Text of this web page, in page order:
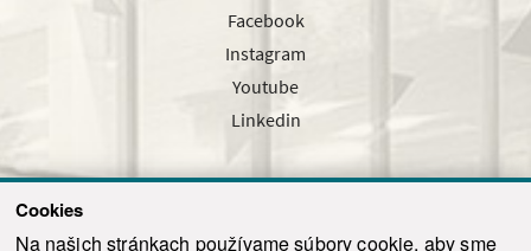
Cookies
Na našich stránkach používame súbory cookie, aby sme
Facebook
Instagram
Youtube
Linkedin